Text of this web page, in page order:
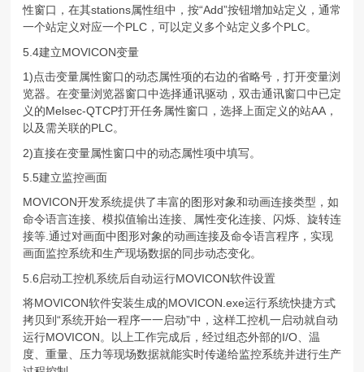
性窗口，在其stations属性组中，按“Add”按钮增加站定义，通常
一个站定义对应一个PLC，可以定义多个站定义多个PLC。
5.4建立MOVICON变量
1)点击变量属性窗口的动态属性项的右边的省略号，打开变量浏
览器。在变量浏览器窗口中选择通讯驱动，双击通讯窗口中已定
义的Melsec-QTCP打开任务属性窗口，选择上面定义的站AA，
以及需关联的PLC。
2)直接在变量属性窗口中的动态属性项中填写。
5.5建立监控画面
MOVICON开发系统提供了丰富的图形对象和动画连接类型，如
命令语言连接、模拟值输出连接、属性变化连接、闪烁、旋转连
接等.通过对画面中图形对象的动画连接及命令语言程序，实现
画面监控系统和生产现场数据的同步动态变化。
5.6启动工控机系统后自动运行MOVICON软件设置
将MOVICON软件安装生成的MOVICON.exe运行系统快捷方式
拷贝到“系统开始一程序一一启动”中，这样工控机一启动就自动
运行MOVICON。以上工作完成后，经过组态外部的I/O、温
度、重量、压力等现场数据就能实时传递给监控系统并进行生产